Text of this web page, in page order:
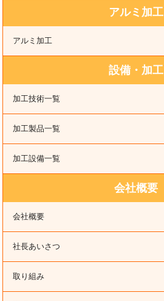
アルミ加工
アルミ加工
設備・加工
加工技術一覧
加工製品一覧
加工設備一覧
会社概要
会社概要
社長あいさつ
取り組み